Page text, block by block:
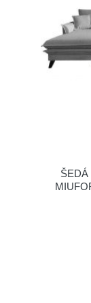
ŠEDÁ